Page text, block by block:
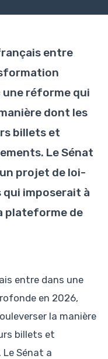
entre
réforme qui
dont les
billets et
Le Sénat
projet de loi-
imposerait à
plateforme de
entre dans une
en 2026,
la manière
billets et
Sénat a